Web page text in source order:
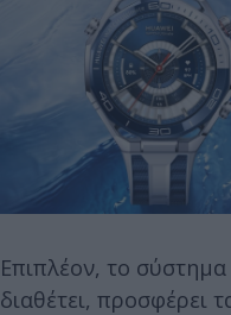
Επιπλέον, το
διαθέτει, προσφέρει